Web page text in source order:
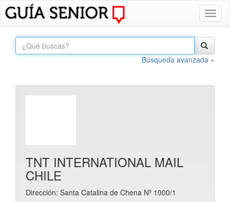
Búsqueda avanzada »
TNT INTERNATIONAL MAIL
CHILE
Dirección: Santa Catalina de Chena Nº 1000/1